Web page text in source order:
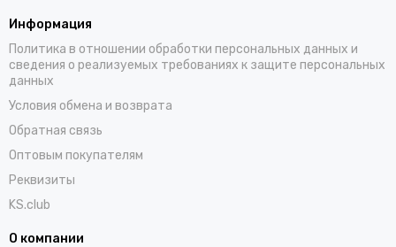
Информация
Политика в отношении обработки персональных данных и
сведения о реализуемых требованиях к защите персональных
данных
Условия обмена и возврата
Обратная связь
Оптовым покупателям
Реквизиты
KS.club
О компании